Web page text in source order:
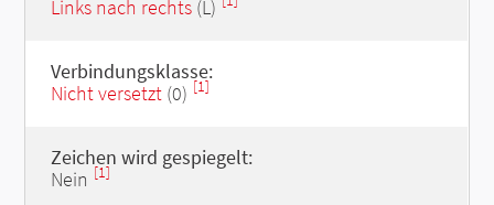
Links nach rechts(L)
Verbindungsklasse:
Nicht versetzt(0) [1]
Zeichen wird gespiegelt:
Nein [1]